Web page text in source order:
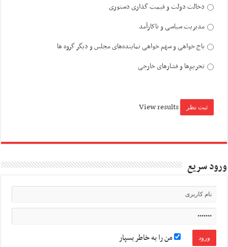
دخالت دولت و قیمت گذاری دستوری
مدیریت سیاسی و ناکارآمد
باج خواهی و سهم خواهی نماینده‌های مجلس و دیگر گروه ها
تحریم‌ها و فشارهای خارجی
View results
ورود سریع
من را به خاطر بسپار